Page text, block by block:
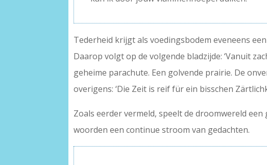
Tederheid krijgt als voedingsbodem eveneens
Daarop volgt op de volgende bladzijde: ‘Vanuit
geheime parachute. Een golvende prairie. De
overigens: ‘Die Zeit is reif für ein bisschen
Zoals eerder vermeld, speelt de droomwereld
woorden een continue stroom van gedachten.